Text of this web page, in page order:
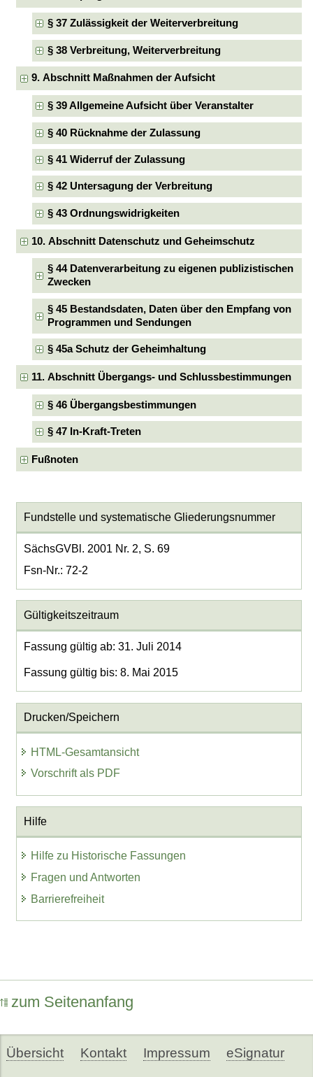
§ 37 Zulässigkeit der Weiterverbreitung
§ 38 Verbreitung, Weiterverbreitung
9. Abschnitt Maßnahmen der Aufsicht
§ 39 Allgemeine Aufsicht über Veranstalter
§ 40 Rücknahme der Zulassung
§ 41 Widerruf der Zulassung
§ 42 Untersagung der Verbreitung
§ 43 Ordnungswidrigkeiten
10. Abschnitt Datenschutz und Geheimschutz
§ 44 Datenverarbeitung zu eigenen publizistischen
Zwecken
§ 45 Bestandsdaten, Daten über den Empfang von
Programmen und Sendungen
§ 45a Schutz der Geheimhaltung
11. Abschnitt Übergangs- und Schlussbestimmungen
§ 46 Übergangsbestimmungen
§ 47 In-Kraft-Treten
Fußnoten
Fundstelle und systematische Gliederungsnummer
SächsGVBl. 2001 Nr. 2, S. 69
Fsn-Nr.: 72-2
Gültigkeitszeitraum
Fassung gültig ab: 31. Juli 2014
Fassung gültig bis: 8. Mai 2015
Drucken/Speichern
HTML-Gesamtansicht
Vorschrift als PDF
Hilfe
Hilfe zu Historische Fassungen
Fragen und Antworten
Barrierefreiheit
zum Seitenanfang
Übersicht Kontakt Impressum eSignatur